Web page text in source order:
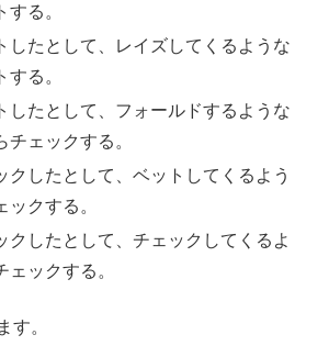
る。
したとして、レイズしてくるような
る。
したとして、フォールドするような
チェックする。
クしたとして、ベットしてくるよう
ックする。
クしたとして、チェックしてくるよ
ェックする。
す。